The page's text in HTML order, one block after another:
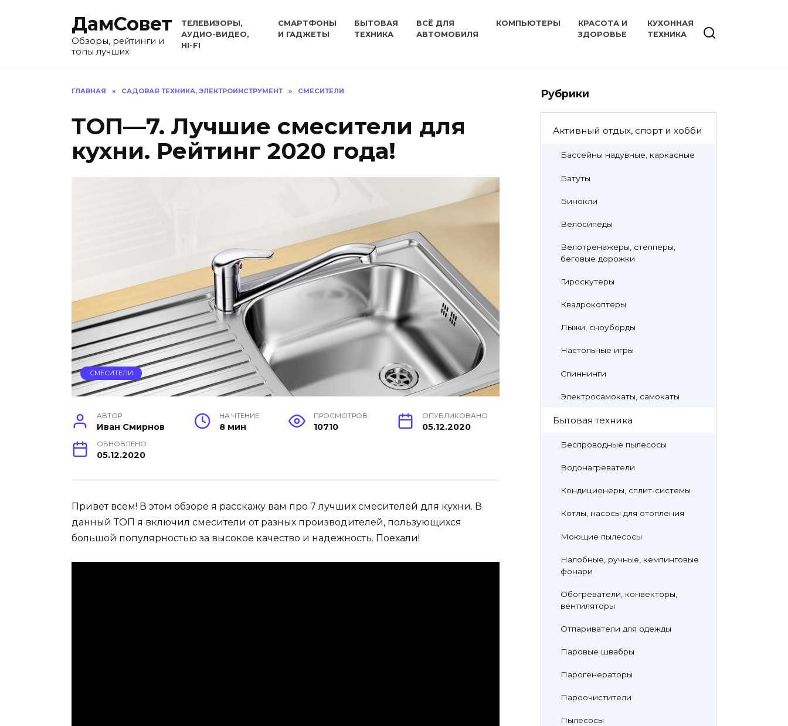
ДамСовет
Обзоры, рейтинги и
топы лучших
ТЕЛЕВИЗОРЫ,
АУДИО-ВИДЕО,
HI-FI
СМАРТФОНЫ
И ГАДЖЕТЫ
БЫТОВАЯ
ТЕХНИКА
ВСЁ ДЛЯ
АВТОМОБИЛЯ
КОМПЬЮТЕРЫ
КРАСОТА И
ЗДОРОВЬЕ
КУХОННАЯ
ТЕХНИКА
ГЛАВНАЯ » САДОВАЯ ТЕХНИКА, ЭЛЕКТРОИНСТРУМЕНТ » СМЕСИТЕЛИ
ТОП—7. Лучшие смесители для
кухни. Рейтинг 2020 года!
СМЕСИТЕЛИ
АВТОР
Иван Смирнов
НА ЧТЕНИЕ
8 мин
ПРОСМОТРОВ
10710
ОПУБЛИКОВАНО
05.12.2020
ОБНОВЛЕНО
05.12.2020
Привет всем! В этом обзоре я расскажу вам про 7 лучших смесителей для кухни. В
данный ТОП я включил смесители от разных производителей, пользующихся
большой популярностью за высокое качество и надежность. Поехали!
Рубрики
Активный отдых, спорт и хобби
Бассейны надувные, каркасные
Батуты
Бинокли
Велосипеды
Велотренажеры, степперы,
беговые дорожки
Гироскутеры
Квадрокоптеры
Лыжи, сноуборды
Настольные игры
Спиннинги
Электросамокаты, самокаты
Бытовая техника
Беспроводные пылесосы
Водонагреватели
Кондиционеры, сплит-системы
Котлы, насосы для отопления
Моющие пылесосы
Налобные, ручные, кемпинговые
фонари
Обогреватели, конвекторы,
вентиляторы
Отпариватели для одежды
Паровые швабры
Парогенераторы
Пароочистители
Пылесосы